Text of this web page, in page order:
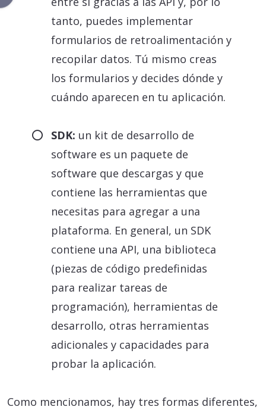
tanto, puedes implementar
formularios de retroalimentación y
recopilar datos. Tú mismo creas
los formularios y decides dónde y
cuándo aparecen en tu aplicación.
SDK: un kit de desarrollo de
software es un paquete de
software que descargas y que
contiene las herramientas que
necesitas para agregar a una
plataforma. En general, un SDK
contiene una API, una biblioteca
(piezas de código predefinidas
para realizar tareas de
programación), herramientas de
desarrollo, otras herramientas
adicionales y capacidades para
probar la aplicación.
Como mencionamos, hay tres formas diferentes,